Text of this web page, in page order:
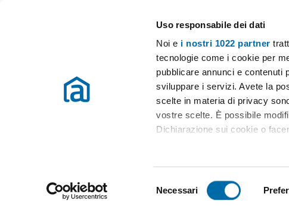
Uso responsabile dei dati
Noi e i nostri 1022 partner
tecnologie come i cookie per
pubblicare annunci e contenuti
sviluppare i servizi. Avete la
scelte in materia di privacy
vostre scelte. È possibile
Dichiarazione sui cookie o
Identificare il tuo
(impronte digitali).
e
Necessari
Case e appartamenti in affitto in tutta Italia
Affitto Como Appartamenti Affitto Como Affitto bilocale
(0 immobili)
Parola chiave: affitto bilocale como Cancellare filtri
Sottoscriviti a un avviso emailquando ci sono immobili che